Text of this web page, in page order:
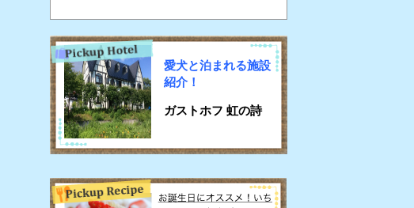
愛犬と泊まれる施設
紹介！
ガストホフ 虹の詩